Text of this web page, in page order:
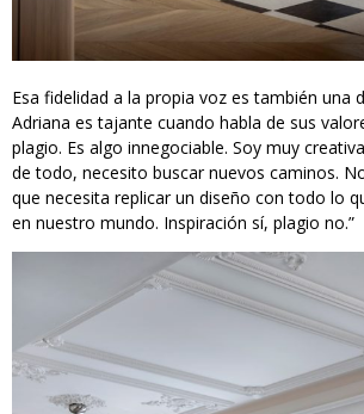
Esa fidelidad a la propia voz es también una
Adriana es tajante cuando habla de sus
plagio. Es algo innegociable. Soy muy
de todo, necesito buscar nuevos caminos.
que necesita replicar un diseño con todo lo
en nuestro mundo. Inspiración sí, plagio no.”